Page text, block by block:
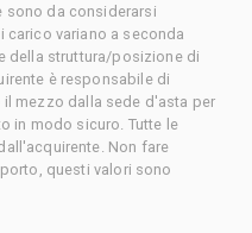
sono da considerarsi
carico variano a seconda
della struttura/posizione di
è responsabile di
mezzo dalla sede d'asta per
in modo sicuro. Tutte le
Non fare
questi valori sono